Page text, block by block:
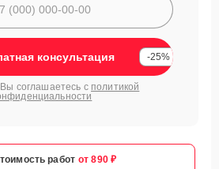
консультация -25%
соглашаетесь с политикой
работ от 890 ₽